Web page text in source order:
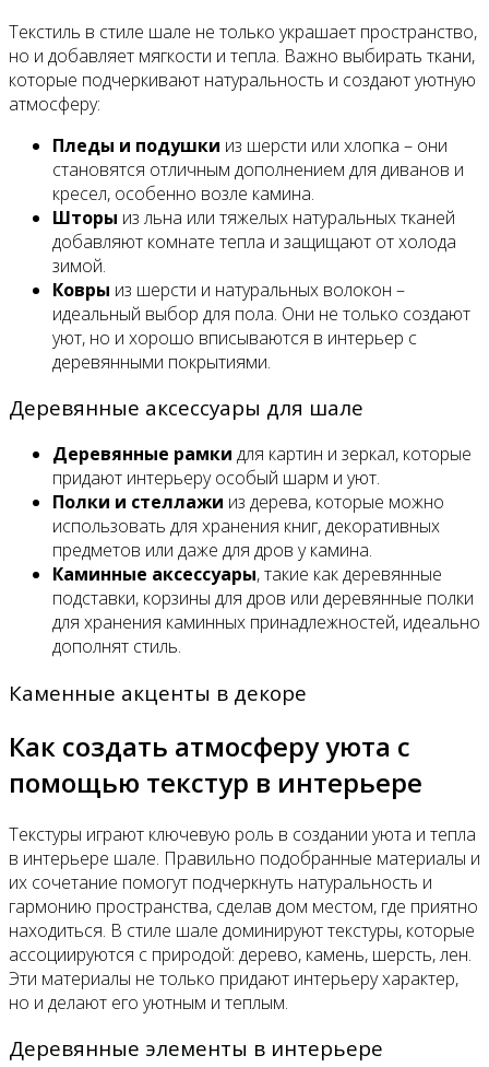
Текстиль в стиле шале не только украшает пространство,
но и добавляет мягкости и тепла. Важно выбирать ткани,
которые подчеркивают натуральность и создают уютную
атмосферу:
Пледы и подушки из шерсти или хлопка – они
становятся отличным дополнением для диванов и
кресел, особенно возле камина.
Шторы из льна или тяжелых натуральных тканей
добавляют комнате тепла и защищают от холода
зимой.
Ковры из шерсти и натуральных волокон –
идеальный выбор для пола. Они не только создают
уют, но и хорошо вписываются в интерьер с
деревянными покрытиями.
Деревянные аксессуары для шале
Деревянные рамки для картин и зеркал, которые
придают интерьеру особый шарм и уют.
Полки и стеллажи из дерева, которые можно
использовать для хранения книг, декоративных
предметов или даже для дров у камина.
Каминные аксессуары, такие как деревянные
подставки, корзины для дров или деревянные полки
для хранения каминных принадлежностей, идеально
дополнят стиль.
Каменные акценты в декоре
Как создать атмосферу уюта с
помощью текстур в интерьере
Текстуры играют ключевую роль в создании уюта и тепла
в интерьере шале. Правильно подобранные материалы и
их сочетание помогут подчеркнуть натуральность и
гармонию пространства, сделав дом местом, где приятно
находиться. В стиле шале доминируют текстуры, которые
ассоциируются с природой: дерево, камень, шерсть, лен.
Эти материалы не только придают интерьеру характер,
но и делают его уютным и теплым.
Деревянные элементы в интерьере